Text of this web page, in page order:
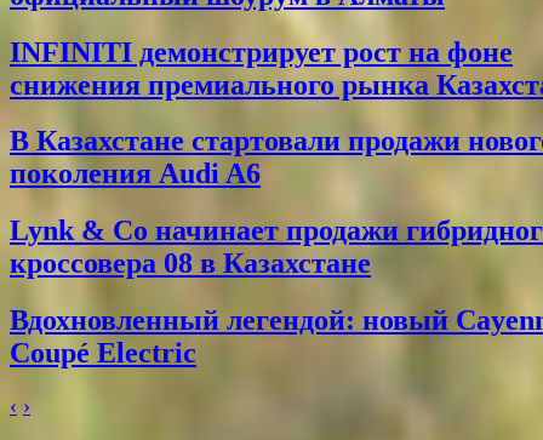
INFINITI демонстрирует рост на фоне
снижения премиального рынка
В Казахстане стартовали продажи
поколения Audi A6
Lynk & Co начинает продажи
кроссовера 08 в Казахстане
Вдохновленный легендой: новый
Coupé Electric
‹ ›